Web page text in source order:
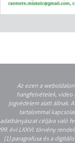
Az ezen a
hangfelvételek, video
jogvédelem alatt állnak.
tartalommal
adatbányászat céljára való
évi LXXVI. törvény
(1) paragrafusa és a